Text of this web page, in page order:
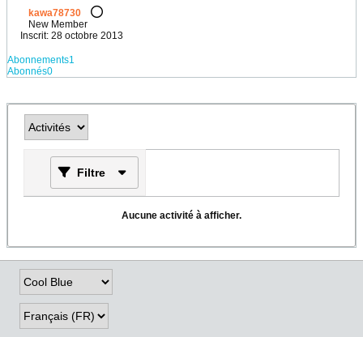
kawa78730
New Member
Inscrit: 28 octobre 2013
Abonnements1
Abonnés0
Filtre
Aucune activité à afficher.